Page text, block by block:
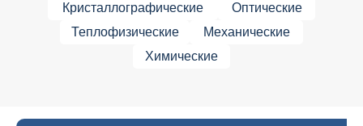
Кристаллографические
Оптические
Теплофизические
Механические
Химические